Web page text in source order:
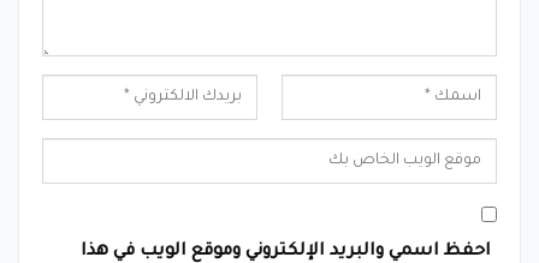
احفظ اسمي والبريد الإلكتروني وموقع الويب في هذا